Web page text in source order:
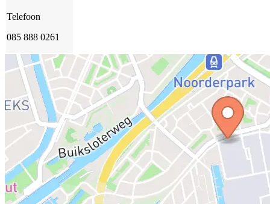
Telefoon
085 888 0261